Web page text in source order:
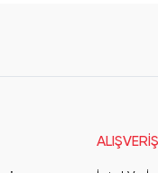
ALIŞVERİŞ